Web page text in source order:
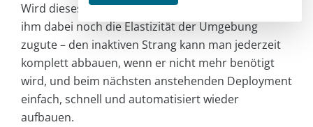
Wird dieses Modell in der Cloud betrieben, kommt
ihm dabei noch die Elastizität der Umgebung
zugute – den inaktiven Strang kann man jederzeit
komplett abbauen, wenn er nicht mehr benötigt
wird, und beim nächsten anstehenden Deployment
einfach, schnell und automatisiert wieder
aufbauen.